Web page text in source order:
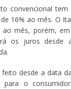
convencional
16% ao mês. O
ao mês, porém,
os juros
desde a data
o